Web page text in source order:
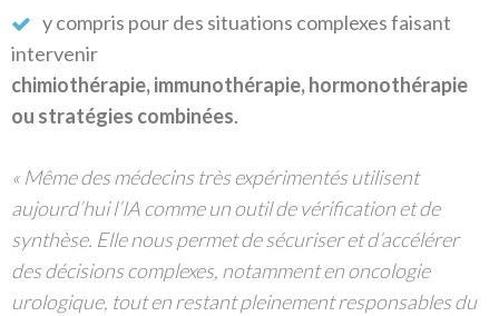
y compris pour des situations complexes faisant
intervenir
chimiothérapie, immunothérapie, hormonothérapie
ou stratégies combinées.
« Même des médecins très expérimentés utilisent
aujourd’hui l’IA comme un outil de vérification et de
synthèse. Elle nous permet de sécuriser et d’accélérer
des décisions complexes, notamment en oncologie
urologique, tout en restant pleinement responsables du